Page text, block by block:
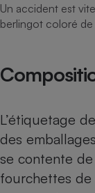
Un accident est
berlingot coloré de
L’étiquetage
des
se contente
fourchettes de